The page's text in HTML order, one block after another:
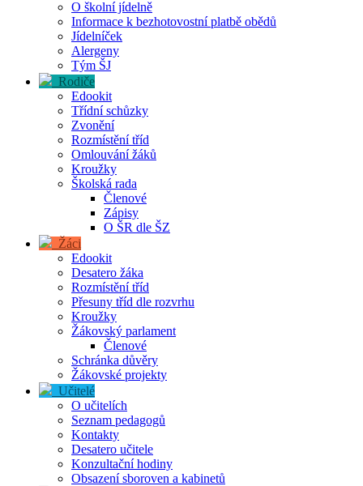
O školní jídelně
Informace k bezhotovostní platbě obědů
Jídelníček
Alergeny
Tým ŠJ
Rodiče
Edookit
Třídní schůzky
Zvonění
Rozmístění tříd
Omlouvání žáků
Kroužky
Školská rada
Členové
Zápisy
O ŠR dle ŠZ
Žáci
Edookit
Desatero žáka
Rozmístění tříd
Přesuny tříd dle rozvrhu
Kroužky
Žákovský parlament
Členové
Schránka důvěry
Žákovské projekty
Učitelé
O učitelích
Seznam pedagogů
Kontakty
Desatero učitele
Konzultační hodiny
Obsazení sboroven a kabinetů